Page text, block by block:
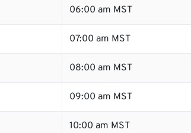
06:00 am MST
07:00 am MST
08:00 am MST
09:00 am MST
10:00 am MST